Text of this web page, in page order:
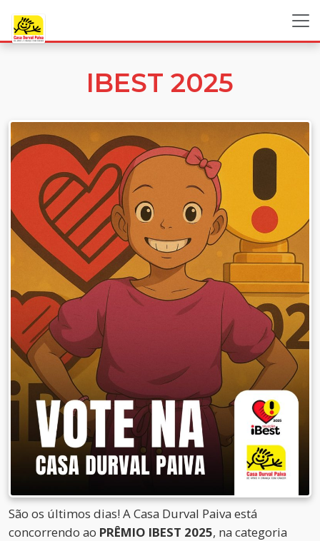
IBEST 2025
São os últimos dias! A Casa Durval Paiva está
concorrendo ao PRÊMIO IBEST 2025, na categoria